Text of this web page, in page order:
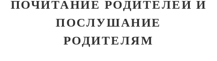
ПОЧИТАНИЕ РОДИТЕЛЕЙ И
ПОСЛУШАНИЕ
РОДИТЕЛЯМ